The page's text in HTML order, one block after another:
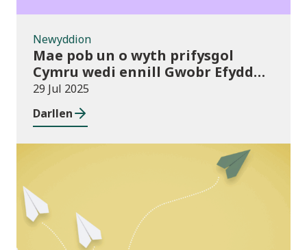
Newyddion
Mae pob un o wyth prifysgol
Cymru wedi ennill Gwobr Efydd
Cydraddoldeb Hiliol
29 Jul 2025
Darllen